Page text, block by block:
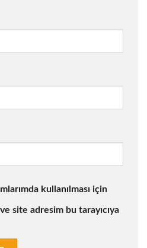
kullanılması için
site adresim bu tarayıcıya